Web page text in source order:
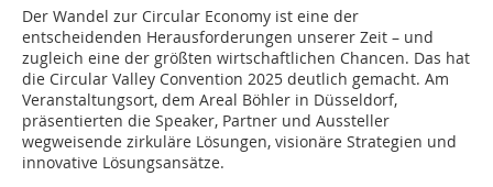
Der Wandel zur Circular Economy ist eine der
entscheidenden Herausforderungen unserer Zeit – und
zugleich eine der größten wirtschaftlichen Chancen. Das hat
die Circular Valley Convention 2025 deutlich gemacht. Am
Veranstaltungsort, dem Areal Böhler in Düsseldorf,
präsentierten die Speaker, Partner und Aussteller
wegweisende zirkuläre Lösungen, visionäre Strategien und
innovative Lösungsansätze.